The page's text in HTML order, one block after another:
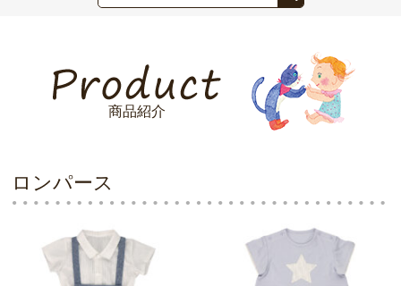
商品紹介
ロンパース